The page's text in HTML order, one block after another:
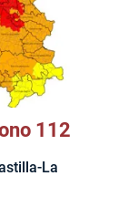
112
La